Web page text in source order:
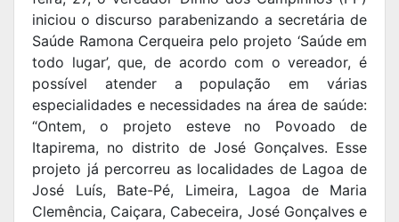
iniciou o discurso parabenizando a secretária de
Saúde Ramona Cerqueira pelo projeto ‘Saúde em
todo lugar’, que, de acordo com o vereador, é
possível atender a população em várias
especialidades e necessidades na área de saúde:
“Ontem, o projeto esteve no Povoado de
Itapirema, no distrito de José Gonçalves. Esse
projeto já percorreu as localidades de Lagoa de
José Luís, Bate-Pé, Limeira, Lagoa de Maria
Clemência, Caiçara, Cabeceira, José Gonçalves e